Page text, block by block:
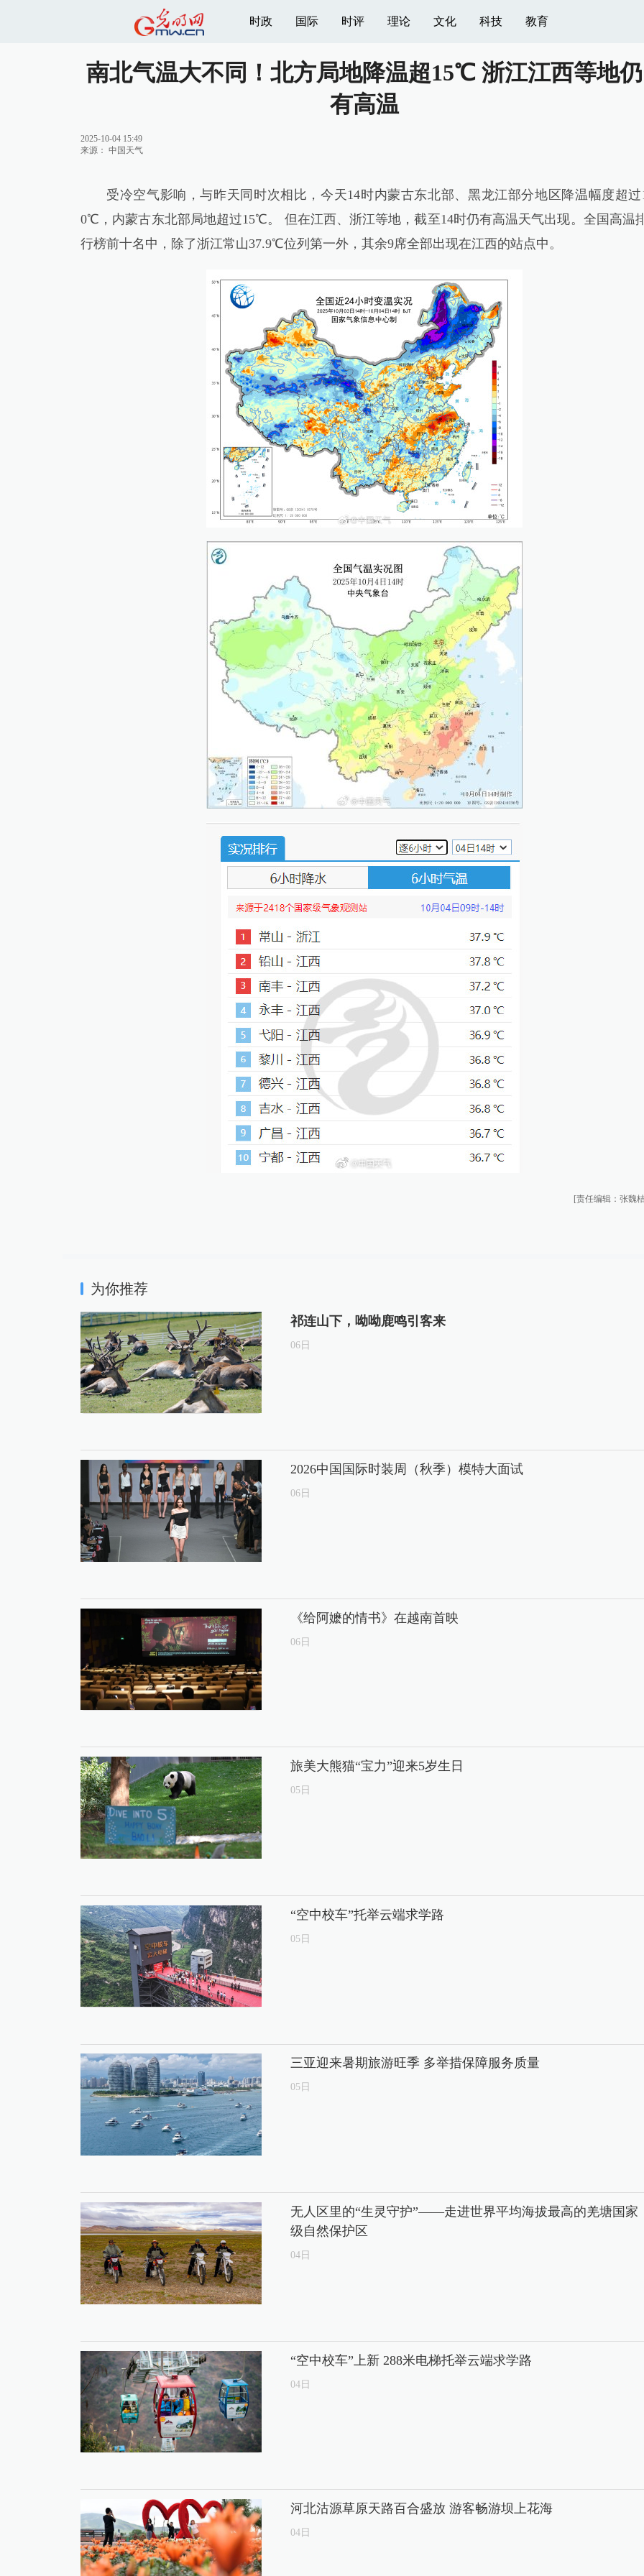
时政 国际 时评 理论 文化 科技 教育
南北气温大不同！北方局地降温超15℃ 浙江江西等地仍
有高温
2025-10-04 15:49
来源： 中国天气
受冷空气影响，与昨天同时次相比，今天14时内蒙古东北部、黑龙江部分地区降温幅度超过
0℃，内蒙古东北部局地超过15℃。 但在江西、浙江等地，截至14时仍有高温天气出现。全国高温
行榜前十名中，除了浙江常山37.9℃位列第一外，其余9席全部出现在江西的站点中。
[责任编辑：张魏
为你推荐
祁连山下，呦呦鹿鸣引客来
06日
2026中国国际时装周（秋季）模特大面试
06日
《给阿嬷的情书》在越南首映
06日
旅美大熊猫“宝力”迎来5岁生日
05日
“空中校车”托举云端求学路
05日
三亚迎来暑期旅游旺季 多举措保障服务质量
05日
无人区里的“生灵守护”——走进世界平均海拔最高的羌塘国家
级自然保护区
04日
“空中校车”上新 288米电梯托举云端求学路
04日
河北沽源草原天路百合盛放 游客畅游坝上花海
04日